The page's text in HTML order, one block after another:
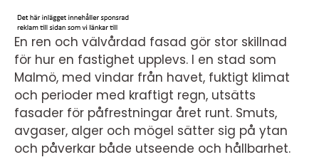
En ren och välvårdad fasad gör stor skillnad
för hur en fastighet upplevs. I en stad som
Malmö, med vindar från havet, fuktigt klimat
och perioder med kraftigt regn, utsätts
fasader för påfrestningar året runt. Smuts,
avgaser, alger och mögel sätter sig på ytan
och påverkar både utseende och hållbarhet.